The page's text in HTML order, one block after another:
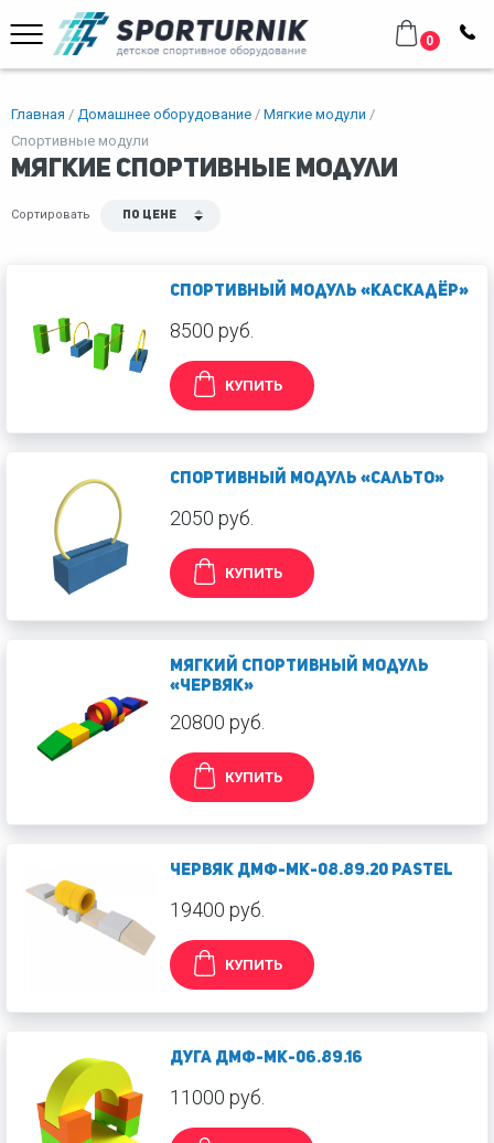
0
Главная Домашнее оборудование
Мягкие модули
Спортивные модули
Мягкие спортивные модули
Сортировать По цене
Спортивный модуль «Каскадёр»
8500 руб.
КУПИТЬ
Спортивный модуль «Сальто»
2050 руб.
КУПИТЬ
Мягкий спортивный модуль
«Червяк»
20800 руб.
КУПИТЬ
Червяк ДМФ-МК-08.89.20 Pastel
19400 руб.
КУПИТЬ
Дуга ДМФ-МК-06.89.16
11000 руб.